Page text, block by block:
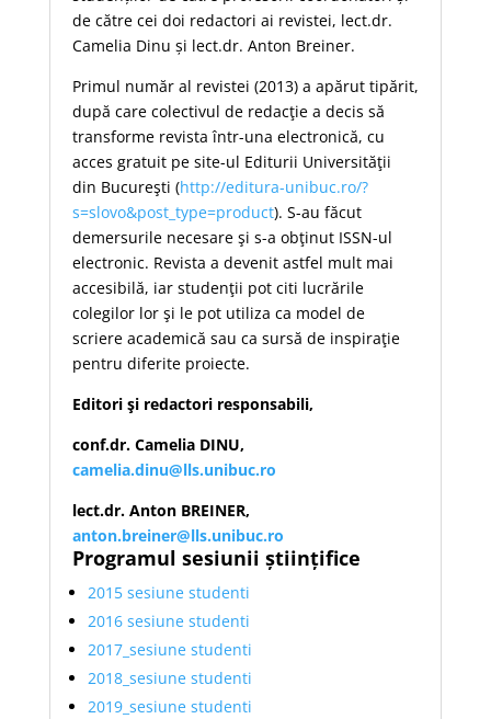
de către cei doi redactori ai revistei, lect.dr.
Camelia Dinu și lect.dr. Anton Breiner.
Primul număr al revistei (2013) a apărut tipărit,
după care colectivul de redacţie a decis să
transforme revista într-una electronică, cu
acces gratuit pe site-ul Editurii Universităţii
din Bucureşti (http://editura-unibuc.ro/?
s=slovo&post_type=product). S-au făcut
demersurile necesare şi s-a obţinut ISSN-ul
electronic. Revista a devenit astfel mult mai
accesibilă, iar studenţii pot citi lucrările
colegilor lor şi le pot utiliza ca model de
scriere academică sau ca sursă de inspiraţie
pentru diferite proiecte.
Editori şi redactori responsabili,
conf.dr. Camelia DINU,
camelia.dinu@lls.unibuc.ro
lect.dr. Anton BREINER,
anton.breiner@lls.unibuc.ro
Programul sesiunii științifice
2015 sesiune studenti
2016 sesiune studenti
2017_sesiune studenti
2018_sesiune studenti
2019_sesiune studenti